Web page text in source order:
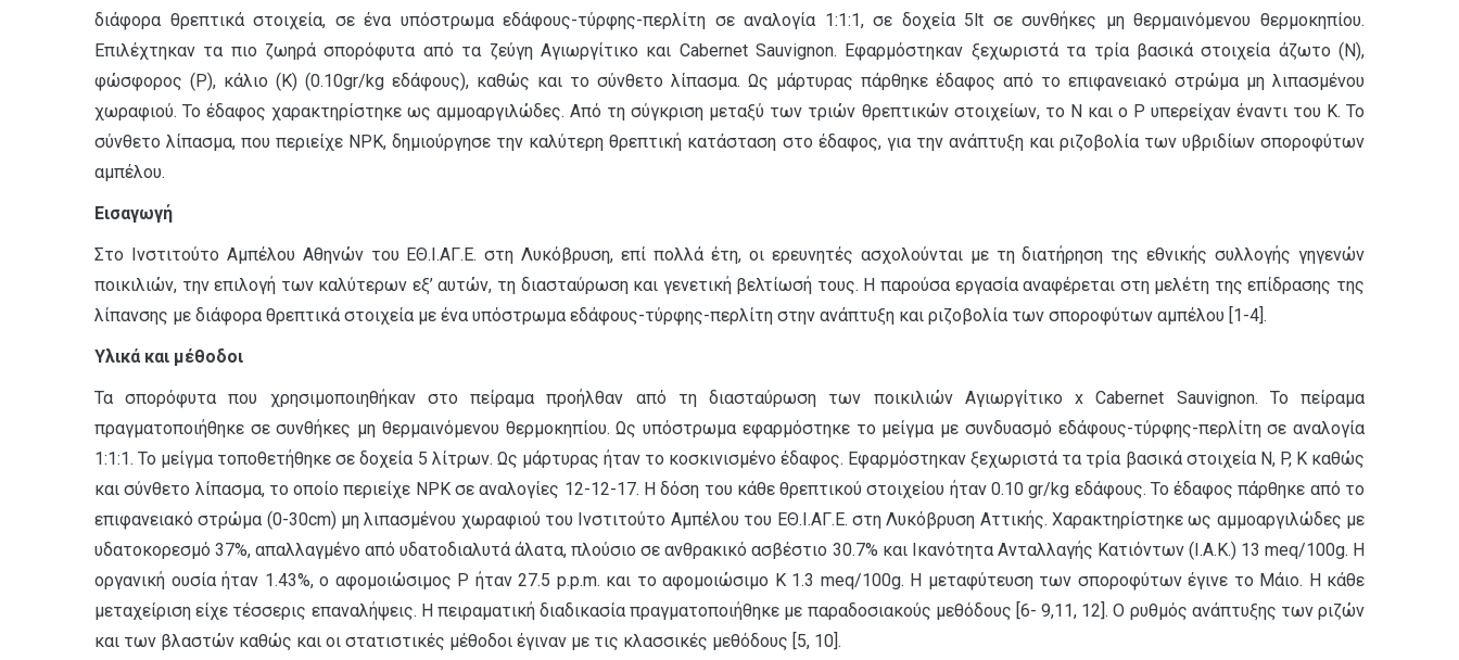
διάφορα θρεπτικά στοιχεία, σε ένα υπόστρωμα εδάφους-τύρφης-περλίτη σε αναλογία 1:1:1, σε δοχεία 5lt σε συνθήκες μη θερμαινόμενου θερμοκηπίου.
Επιλέχτηκαν τα πιο ζωηρά σπορόφυτα από τα ζεύγη Αγιωργίτικο και Cabernet Sauvignon. Εφαρμόστηκαν ξεχωριστά τα τρία βασικά στοιχεία άζωτο (Ν),
φώσφορος (P), κάλιο (K) (0.10gr/kg εδάφους), καθώς και το σύνθετο λίπασμα. Ως μάρτυρας πάρθηκε έδαφος από το επιφανειακό στρώμα μη λιπασμένου
χωραφιού. Το έδαφος χαρακτηρίστηκε ως αμμοαργιλώδες. Από τη σύγκριση μεταξύ των τριών θρεπτικών στοιχείων, το Ν και ο Ρ υπερείχαν έναντι του Κ. Το
σύνθετο λίπασμα, που περιείχε NPK, δημιούργησε την καλύτερη θρεπτική κατάσταση στο έδαφος, για την ανάπτυξη και ριζοβολία των υβριδίων σποροφύτων
αμπέλου.
Εισαγωγή
Στο Ινστιτούτο Αμπέλου Αθηνών του ΕΘ.Ι.ΑΓ.Ε. στη Λυκόβρυση, επί πολλά έτη, οι ερευνητές ασχολούνται με τη διατήρηση της εθνικής συλλογής γηγενών
ποικιλιών, την επιλογή των καλύτερων εξ’ αυτών, τη διασταύρωση και γενετική βελτίωσή τους. Η παρούσα εργασία αναφέρεται στη μελέτη της επίδρασης της
λίπανσης με διάφορα θρεπτικά στοιχεία με ένα υπόστρωμα εδάφους-τύρφης-περλίτη στην ανάπτυξη και ριζοβολία των σποροφύτων αμπέλου [1-4].
Υλικά και μέθοδοι
Τα σπορόφυτα που χρησιμοποιηθήκαν στο πείραμα προήλθαν από τη διασταύρωση των ποικιλιών Αγιωργίτικο x Cabernet Sauvignon. Το πείραμα
πραγματοποιήθηκε σε συνθήκες μη θερμαινόμενου θερμοκηπίου. Ως υπόστρωμα εφαρμόστηκε το μείγμα με συνδυασμό εδάφους-τύρφης-περλίτη σε αναλογία
1:1:1. Το μείγμα τοποθετήθηκε σε δοχεία 5 λίτρων. Ως μάρτυρας ήταν το κοσκινισμένο έδαφος. Εφαρμόστηκαν ξεχωριστά τα τρία βασικά στοιχεία N, P, K καθώς
και σύνθετο λίπασμα, το οποίο περιείχε ΝΡΚ σε αναλογίες 12-12-17. Η δόση του κάθε θρεπτικού στοιχείου ήταν 0.10 gr/kg εδάφους. Το έδαφος πάρθηκε από το
επιφανειακό στρώμα (0-30cm) μη λιπασμένου χωραφιού του Ινστιτούτο Αμπέλου του ΕΘ.Ι.ΑΓ.Ε. στη Λυκόβρυση Αττικής. Χαρακτηρίστηκε ως αμμοαργιλώδες με
υδατοκορεσμό 37%, απαλλαγμένο από υδατοδιαλυτά άλατα, πλούσιο σε ανθρακικό ασβέστιο 30.7% και Ικανότητα Ανταλλαγής Κατιόντων (Ι.Α.Κ.) 13 meq/100g. Η
οργανική ουσία ήταν 1.43%, ο αφομοιώσιμος Ρ ήταν 27.5 p.p.m. και το αφομοιώσιμο Κ 1.3 meq/100g. Η μεταφύτευση των σποροφύτων έγινε το Μάιο. Η κάθε
μεταχείριση είχε τέσσερις επαναλήψεις. Η πειραματική διαδικασία πραγματοποιήθηκε με παραδοσιακούς μεθόδους [6- 9,11, 12]. Ο ρυθμός ανάπτυξης των ριζών
και των βλαστών καθώς και οι στατιστικές μέθοδοι έγιναν με τις κλασσικές μεθόδους [5, 10].